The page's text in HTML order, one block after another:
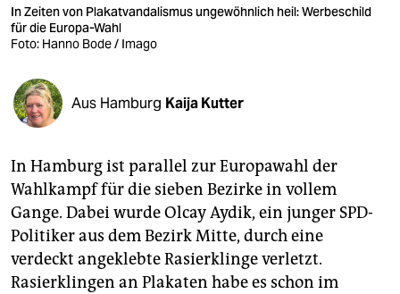
veranstaltungen
shop
fragen & hilfe
unterstützen
genossenschaft
epaper login
In Zeiten von Plakatvandalismus ungewöhnlich heil: Werbeschild
für die Europa-Wahl
Foto: Hanno Bode / Imago
Aus Hamburg Kaija Kutter
In Hamburg ist parallel zur Europawahl der
Wahlkampf für die sieben Bezirke in vollem
Gange. Dabei wurde Olcay Aydik, ein junger SPD-
Politiker aus dem Bezirk Mitte, durch eine
verdeckt angeklebte Rasierklinge verletzt.
Rasierklingen an Plakaten habe es schon im